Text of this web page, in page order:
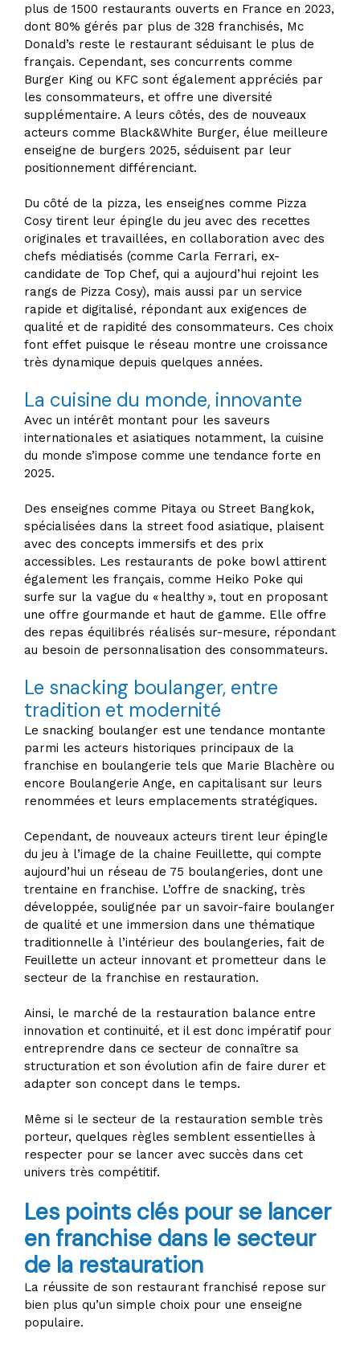
plus de 1500 restaurants ouverts en France en 2023,
dont 80% gérés par plus de 328 franchisés, Mc
Donald’s reste le restaurant séduisant le plus de
français. Cependant, ses concurrents comme
Burger King ou KFC sont également appréciés par
les consommateurs, et offre une diversité
supplémentaire. A leurs côtés, des de nouveaux
acteurs comme Black&White Burger, élue meilleure
enseigne de burgers 2025, séduisent par leur
positionnement différenciant.
Du côté de la pizza, les enseignes comme Pizza
Cosy tirent leur épingle du jeu avec des recettes
originales et travaillées, en collaboration avec des
chefs médiatisés (comme Carla Ferrari, ex-
candidate de Top Chef, qui a aujourd’hui rejoint les
rangs de Pizza Cosy), mais aussi par un service
rapide et digitalisé, répondant aux exigences de
qualité et de rapidité des consommateurs. Ces choix
font effet puisque le réseau montre une croissance
très dynamique depuis quelques années.
La cuisine du monde, innovante
Avec un intérêt montant pour les saveurs
internationales et asiatiques notamment, la cuisine
du monde s’impose comme une tendance forte en
2025.
Des enseignes comme Pitaya ou Street Bangkok,
spécialisées dans la street food asiatique, plaisent
avec des concepts immersifs et des prix
accessibles. Les restaurants de poke bowl attirent
également les français, comme Heiko Poke qui
surfe sur la vague du « healthy », tout en proposant
une offre gourmande et haut de gamme. Elle offre
des repas équilibrés réalisés sur-mesure, répondant
au besoin de personnalisation des consommateurs.
Le snacking boulanger, entre
tradition et modernité
Le snacking boulanger est une tendance montante
parmi les acteurs historiques principaux de la
franchise en boulangerie tels que Marie Blachère ou
encore Boulangerie Ange, en capitalisant sur leurs
renommées et leurs emplacements stratégiques.
Cependant, de nouveaux acteurs tirent leur épingle
du jeu à l’image de la chaine Feuillette, qui compte
aujourd’hui un réseau de 75 boulangeries, dont une
trentaine en franchise. L’offre de snacking, très
développée, soulignée par un savoir-faire boulanger
de qualité et une immersion dans une thématique
traditionnelle à l’intérieur des boulangeries, fait de
Feuillette un acteur innovant et prometteur dans le
secteur de la franchise en restauration.
Ainsi, le marché de la restauration balance entre
innovation et continuité, et il est donc impératif pour
entreprendre dans ce secteur de connaître sa
structuration et son évolution afin de faire durer et
adapter son concept dans le temps.
Même si le secteur de la restauration semble très
porteur, quelques règles semblent essentielles à
respecter pour se lancer avec succès dans cet
univers très compétitif.
Les points clés pour se lancer
en franchise dans le secteur
de la restauration
La réussite de son restaurant franchisé repose sur
bien plus qu’un simple choix pour une enseigne
populaire.